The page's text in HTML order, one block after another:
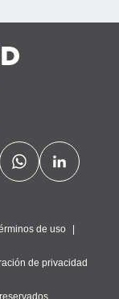
de uso
de privacidad